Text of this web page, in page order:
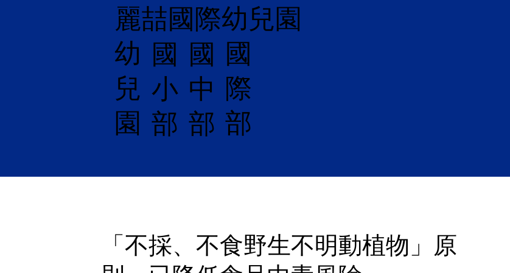
麗喆國際幼兒園
幼
兒
園
​國
小
部
國
中
部
國
際
部
「不採、不食野生不明動植物」原